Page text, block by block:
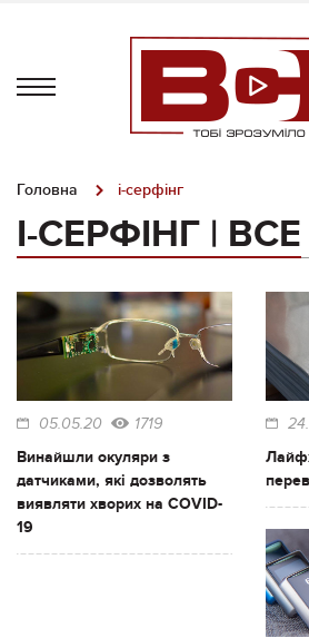
Головна i-серфінг
I-СЕРФІНГ | ВСЕ
05.05.20 1719
Винайшли окуляри з
датчиками, які дозволять
виявляти хворих на COVID-
19